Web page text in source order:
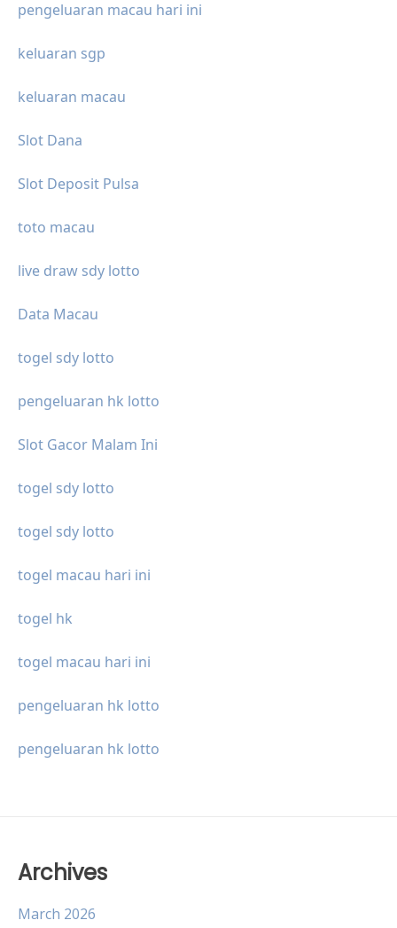
pengeluaran macau hari ini
keluaran sgp
keluaran macau
Slot Dana
Slot Deposit Pulsa
toto macau
live draw sdy lotto
Data Macau
togel sdy lotto
pengeluaran hk lotto
Slot Gacor Malam Ini
togel sdy lotto
togel sdy lotto
togel macau hari ini
togel hk
togel macau hari ini
pengeluaran hk lotto
pengeluaran hk lotto
Archives
March 2026